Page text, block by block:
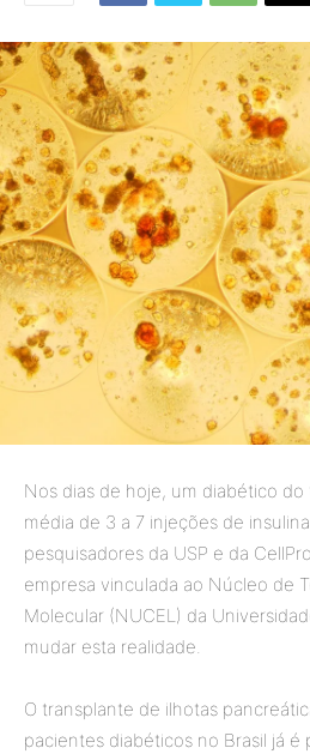
Nos dias de hoje, um diabético do
média de 3 a 7 injeções de
pesquisadores da USP e da
empresa vinculada ao Núcleo de
Molecular (NUCEL) da
mudar esta realidade.
O transplante de ilhotas
pacientes diabéticos no Brasil já é